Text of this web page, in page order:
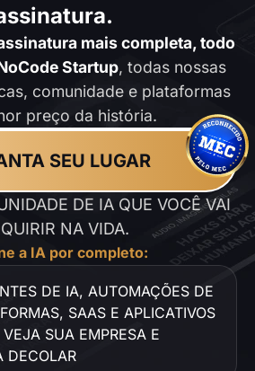
mais completa, todo
Startup, todas nossas
comunidade e plataformas
preço da história.
SEU LUGAR
DE IA QUE VOCÊ VAI
NA VIDA.
a IA por completo:
DE IA, AUTOMAÇÕES DE
SAAS E APLICATIVOS
SUA EMPRESA E
DECOLAR